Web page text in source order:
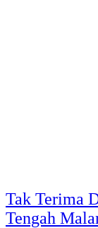
Tak Terima
Tengah